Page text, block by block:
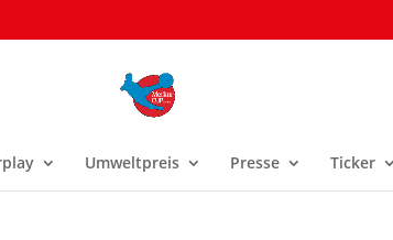
Umweltpreis Presse Ticker